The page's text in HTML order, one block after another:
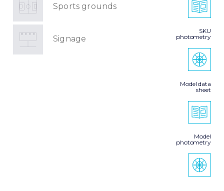
Sports grounds
Signage
SKU
photometry
Model data
sheet
Model
photometry